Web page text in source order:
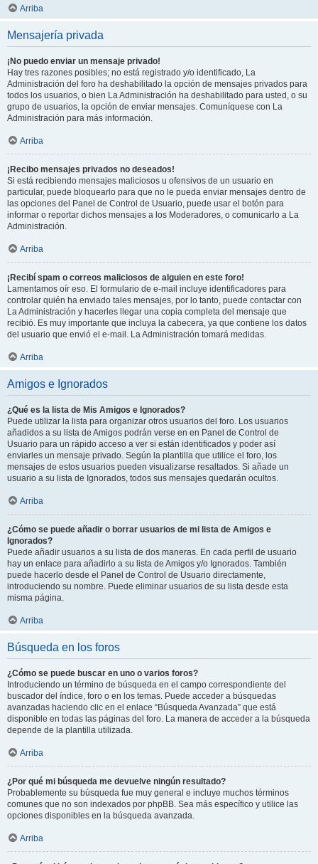
Arriba
Mensajería privada
¡No puedo enviar un mensaje privado!
Hay tres razones posibles; no está registrado y/o identificado, La
Administración del foro ha deshabilitado la opción de mensajes privados para
todos los usuarios, o bien La Administración ha deshabilitado para usted, o su
grupo de usuarios, la opción de enviar mensajes. Comuníquese con La
Administración para más información.
Arriba
¡Recibo mensajes privados no deseados!
Si está recibiendo mensajes maliciosos u ofensivos de un usuario en
particular, puede bloquearlo para que no le pueda enviar mensajes dentro de
las opciones del Panel de Control de Usuario, puede usar el botón para
informar o reportar dichos mensajes a los Moderadores, o comunicarlo a La
Administración.
Arriba
¡Recibí spam o correos maliciosos de alguien en este foro!
Lamentamos oír eso. El formulario de e-mail incluye identificadores para
controlar quién ha enviado tales mensajes, por lo tanto, puede contactar con
La Administración y hacerles llegar una copia completa del mensaje que
recibió. Es muy importante que incluya la cabecera, ya que contiene los datos
del usuario que envió el e-mail. La Administración tomará medidas.
Arriba
Amigos e Ignorados
¿Qué es la lista de Mis Amigos e Ignorados?
Puede utilizar la lista para organizar otros usuarios del foro. Los usuarios
añadidos a su lista de Amigos podrán verse en en Panel de Control de
Usuario para un rápido acceso a ver si están identificados y poder así
enviarles un mensaje privado. Según la plantilla que utilice el foro, los
mensajes de estos usuarios pueden visualizarse resaltados. Si añade un
usuario a su lista de Ignorados, todos sus mensajes quedarán ocultos.
Arriba
¿Cómo se puede añadir o borrar usuarios de mi lista de Amigos e
Ignorados?
Puede añadir usuarios a su lista de dos maneras. En cada perfil de usuario
hay un enlace para añadirlo a su lista de Amigos y/o Ignorados. También
puede hacerlo desde el Panel de Control de Usuario directamente,
introduciendo su nombre. Puede eliminar usuarios de su lista desde esta
misma página.
Arriba
Búsqueda en los foros
¿Cómo se puede buscar en uno o varios foros?
Introduciendo un término de búsqueda en el campo correspondiente del
buscador del índice, foro o en los temas. Puede acceder a búsquedas
avanzadas haciendo clic en el enlace “Búsqueda Avanzada” que está
disponible en todas las páginas del foro. La manera de acceder a la búsqueda
depende de la plantilla utilizada.
Arriba
¿Por qué mi búsqueda me devuelve ningún resultado?
Probablemente su búsqueda fue muy general e incluye muchos términos
comunes que no son indexados por phpBB. Sea más específico y utilice las
opciones disponibles en la búsqueda avanzada.
Arriba